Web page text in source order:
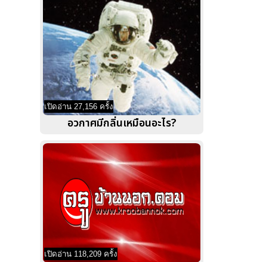
เปิดอ่าน 27,156 ครั้ง
อวกาศมีกลิ่นเหมือนอะไร?
เปิดอ่าน 118,209 ครั้ง